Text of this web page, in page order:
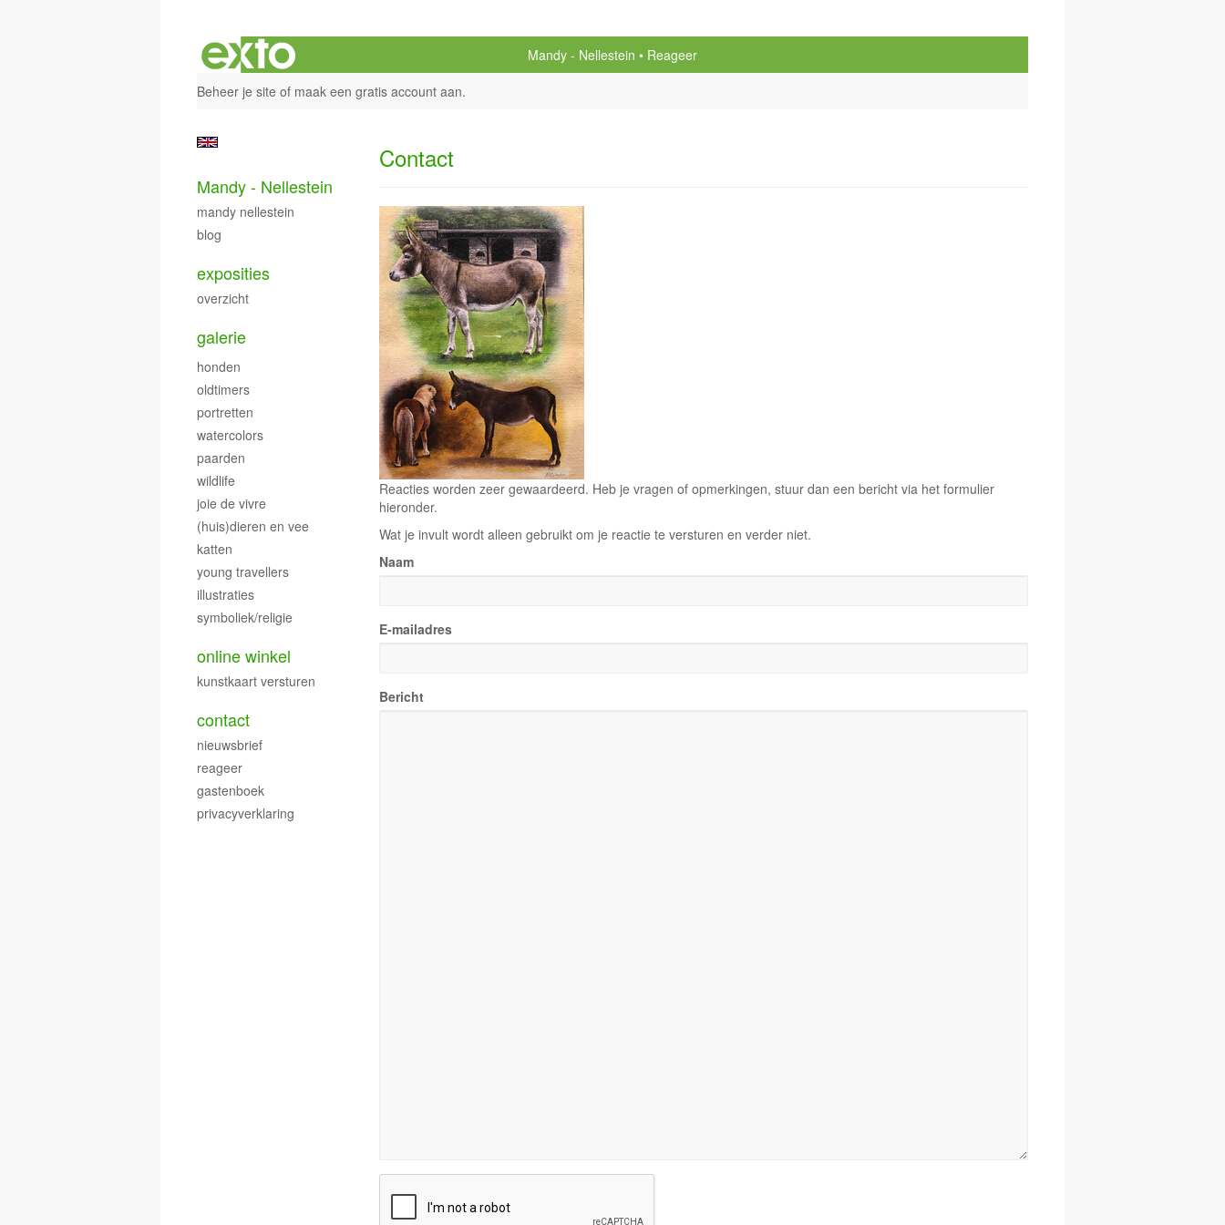
Mandy - Nellestein
Reageer
Beheer je site of maak een gratis account aan.
Contact
Reacties worden zeer gewaardeerd. Heb je vragen of opmerkingen, stuur dan een bericht via het formulier
hieronder.
Wat je invult wordt alleen gebruikt om je reactie te versturen en verder niet.
Naam
E-mailadres
Bericht
Mandy - Nellestein
mandy nellestein
blog
exposities
overzicht
galerie
honden
oldtimers
portretten
watercolors
paarden
wildlife
joie de vivre
(huis)dieren en vee
katten
young travellers
illustraties
symboliek/religie
online winkel
kunstkaart versturen
contact
nieuwsbrief
reageer
gastenboek
privacyverklaring